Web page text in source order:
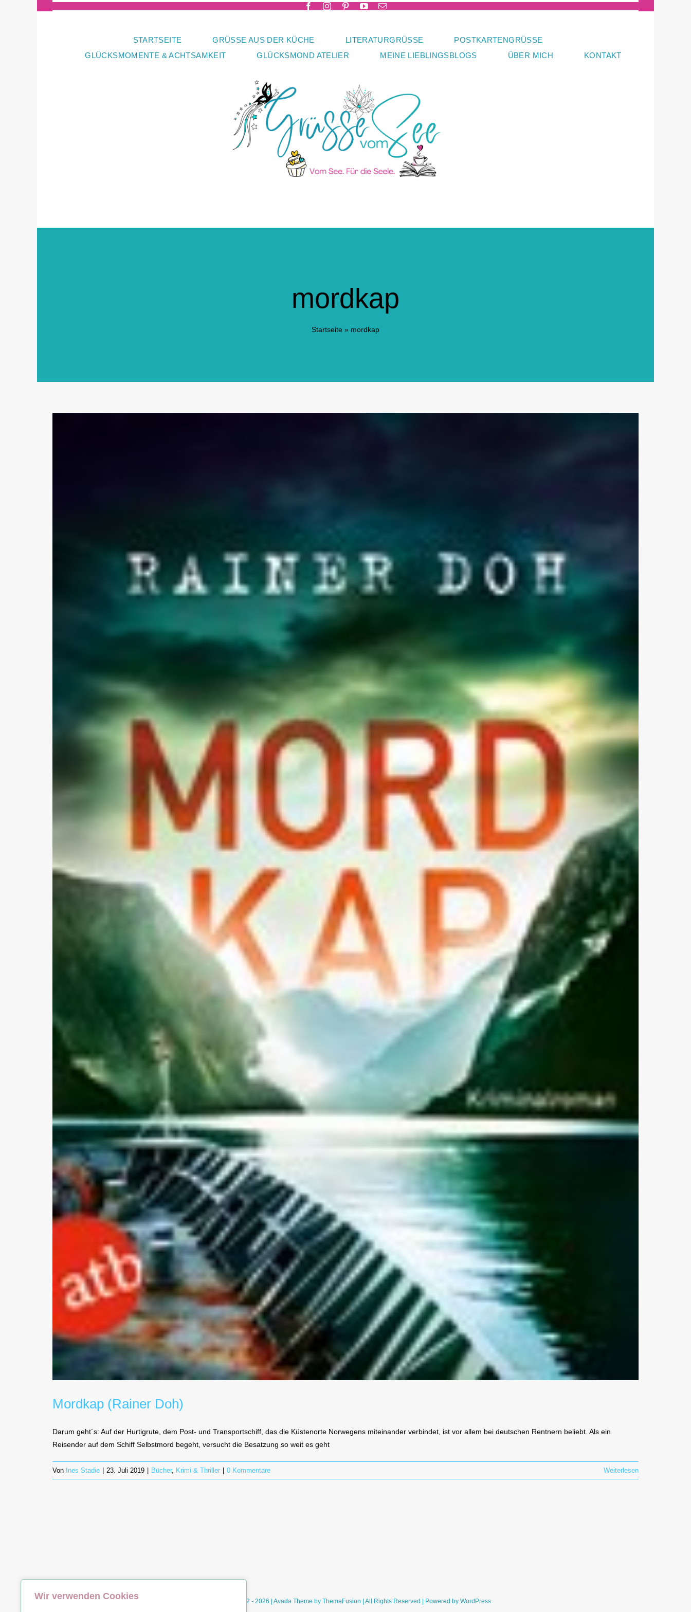
Wir verwenden Cookies
STARTSEITE GRÜSSE AUS DER KÜCHE LITERATURGRÜSSE
POSTKARTENGRÜSSE
GLÜCKSMOMENTE & ACHTSAMKEIT
GLÜCKSMOND ATELIER MEINE LIEBLINGSBLOGS ÜBER MICH KONTAKT
mordkap
Startseite » mordkap
Mordkap (Rainer Doh)
Darum geht´s: Auf der Hurtigrute, dem Post- und Transportschiff, das die Küstenorte Norwegens miteinander verbindet, ist vor allem bei deutschen Rentnern beliebt. Als ein
Reisender auf dem Schiff Selbstmord begeht, versucht die Besatzung so weit es geht
Von Ines Stadie 23. Juli 2019 Bücher, Krimi & Thriller 0 Kommentare Weiterlesen
© Copyright 2012 - 2026 | Avada Theme by ThemeFusion | All Rights Reserved | Powered by WordPress